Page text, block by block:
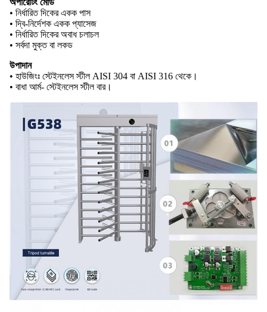
অপারেটিং মোড
• নির্ধারিত দিকের একক পাস
• দ্বি-নির্দেশক একক প্যাসেজ
• নির্ধারিত দিকের অবাধ চলাচল
• সর্বদা মুক্ত বা লকড
উপাদান
• হাউজিংঃ স্টেইনলেস স্টীল AISI 304 বা AISI 316 থেকে।
• বাধা আর্ম- স্টেইনলেস স্টীল বার।